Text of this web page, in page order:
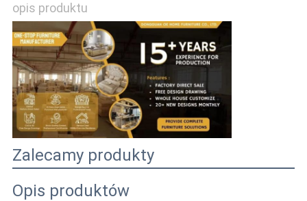
POPROSIĆ
O
WYCENĘ
SITEMAP
POLITYKA
PRYWATNOŚCI
opis produktu
Zalecamy produkty
Opis produktów